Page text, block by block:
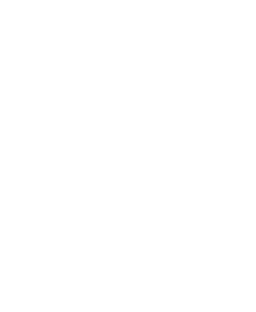
El extenista afirma:
especialmente por
una firma por la que
oportunidad de
manera diferente y
Sol y gran
aspiramos a crear
deportivos, así como